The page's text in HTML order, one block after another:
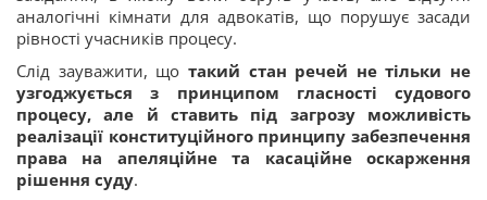
аналогічні кімнати для адвокатів, що порушує засади
рівності учасників процесу.
Слід зауважити, що такий стан речей не тільки не
узгоджується з принципом гласності судового
процесу, але й ставить під загрозу можливість
реалізації конституційного принципу забезпечення
права на апеляційне та касаційне оскарження
рішення суду.